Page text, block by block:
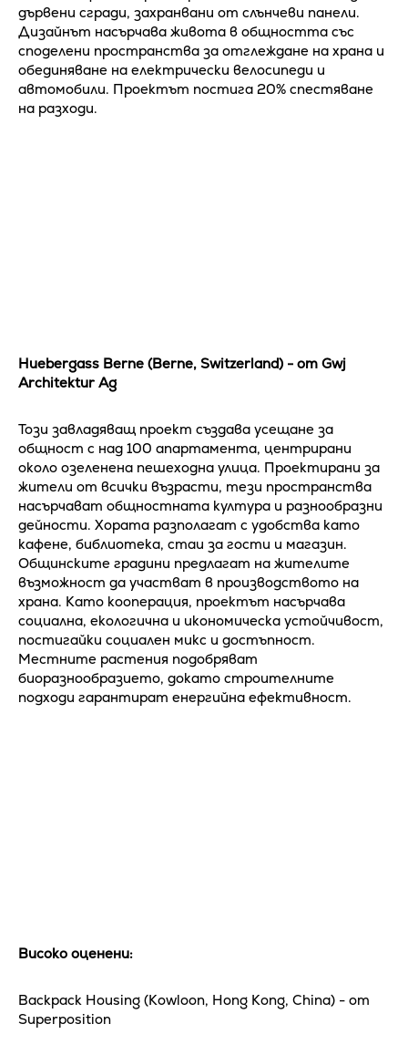
дървени сгради, захранвани от слънчеви панели.
Дизайнът насърчава живота в общността със
споделени пространства за отглеждане на храна и
обединяване на електрически велосипеди и
автомобили. Проектът постига 20% спестяване
на разходи.
Huebergass Berne (Berne, Switzerland) - от Gwj
Architektur Ag
Този завладяващ проект създава усещане за
общност с над 100 апартамента, центрирани
около озеленена пешеходна улица. Проектирани за
жители от всички възрасти, тези пространства
насърчават общностната култура и разнообразни
дейности. Хората разполагат с удобства като
кафене, библиотека, стаи за гости и магазин.
Общинските градини предлагат на жителите
възможност да участват в производството на
храна. Като кооперация, проектът насърчава
социална, екологична и икономическа устойчивост,
постигайки социален микс и достъпност.
Местните растения подобряват
биоразнообразието, докато строителните
подходи гарантират енергийна ефективност.
Високо оценени:
Backpack Housing (Kowloon, Hong Kong, China) - от
Superposition